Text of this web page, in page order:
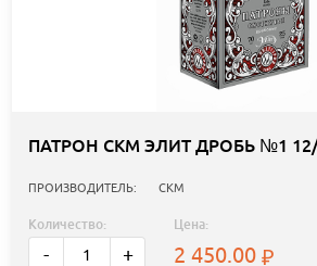
ПАТРОН СКМ ЭЛИТ ДРОБЬ №1 12/
ПРОИЗВОДИТЕЛЬ: СКМ
Количество:
- +
Цена:
2 450.00